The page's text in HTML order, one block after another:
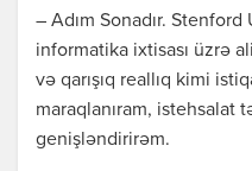
– Adım Sonadır.
informatika ixtisası üzrə
və qarışıq reallıq kimi
maraqlanıram, istehsalat
genişləndirirəm.